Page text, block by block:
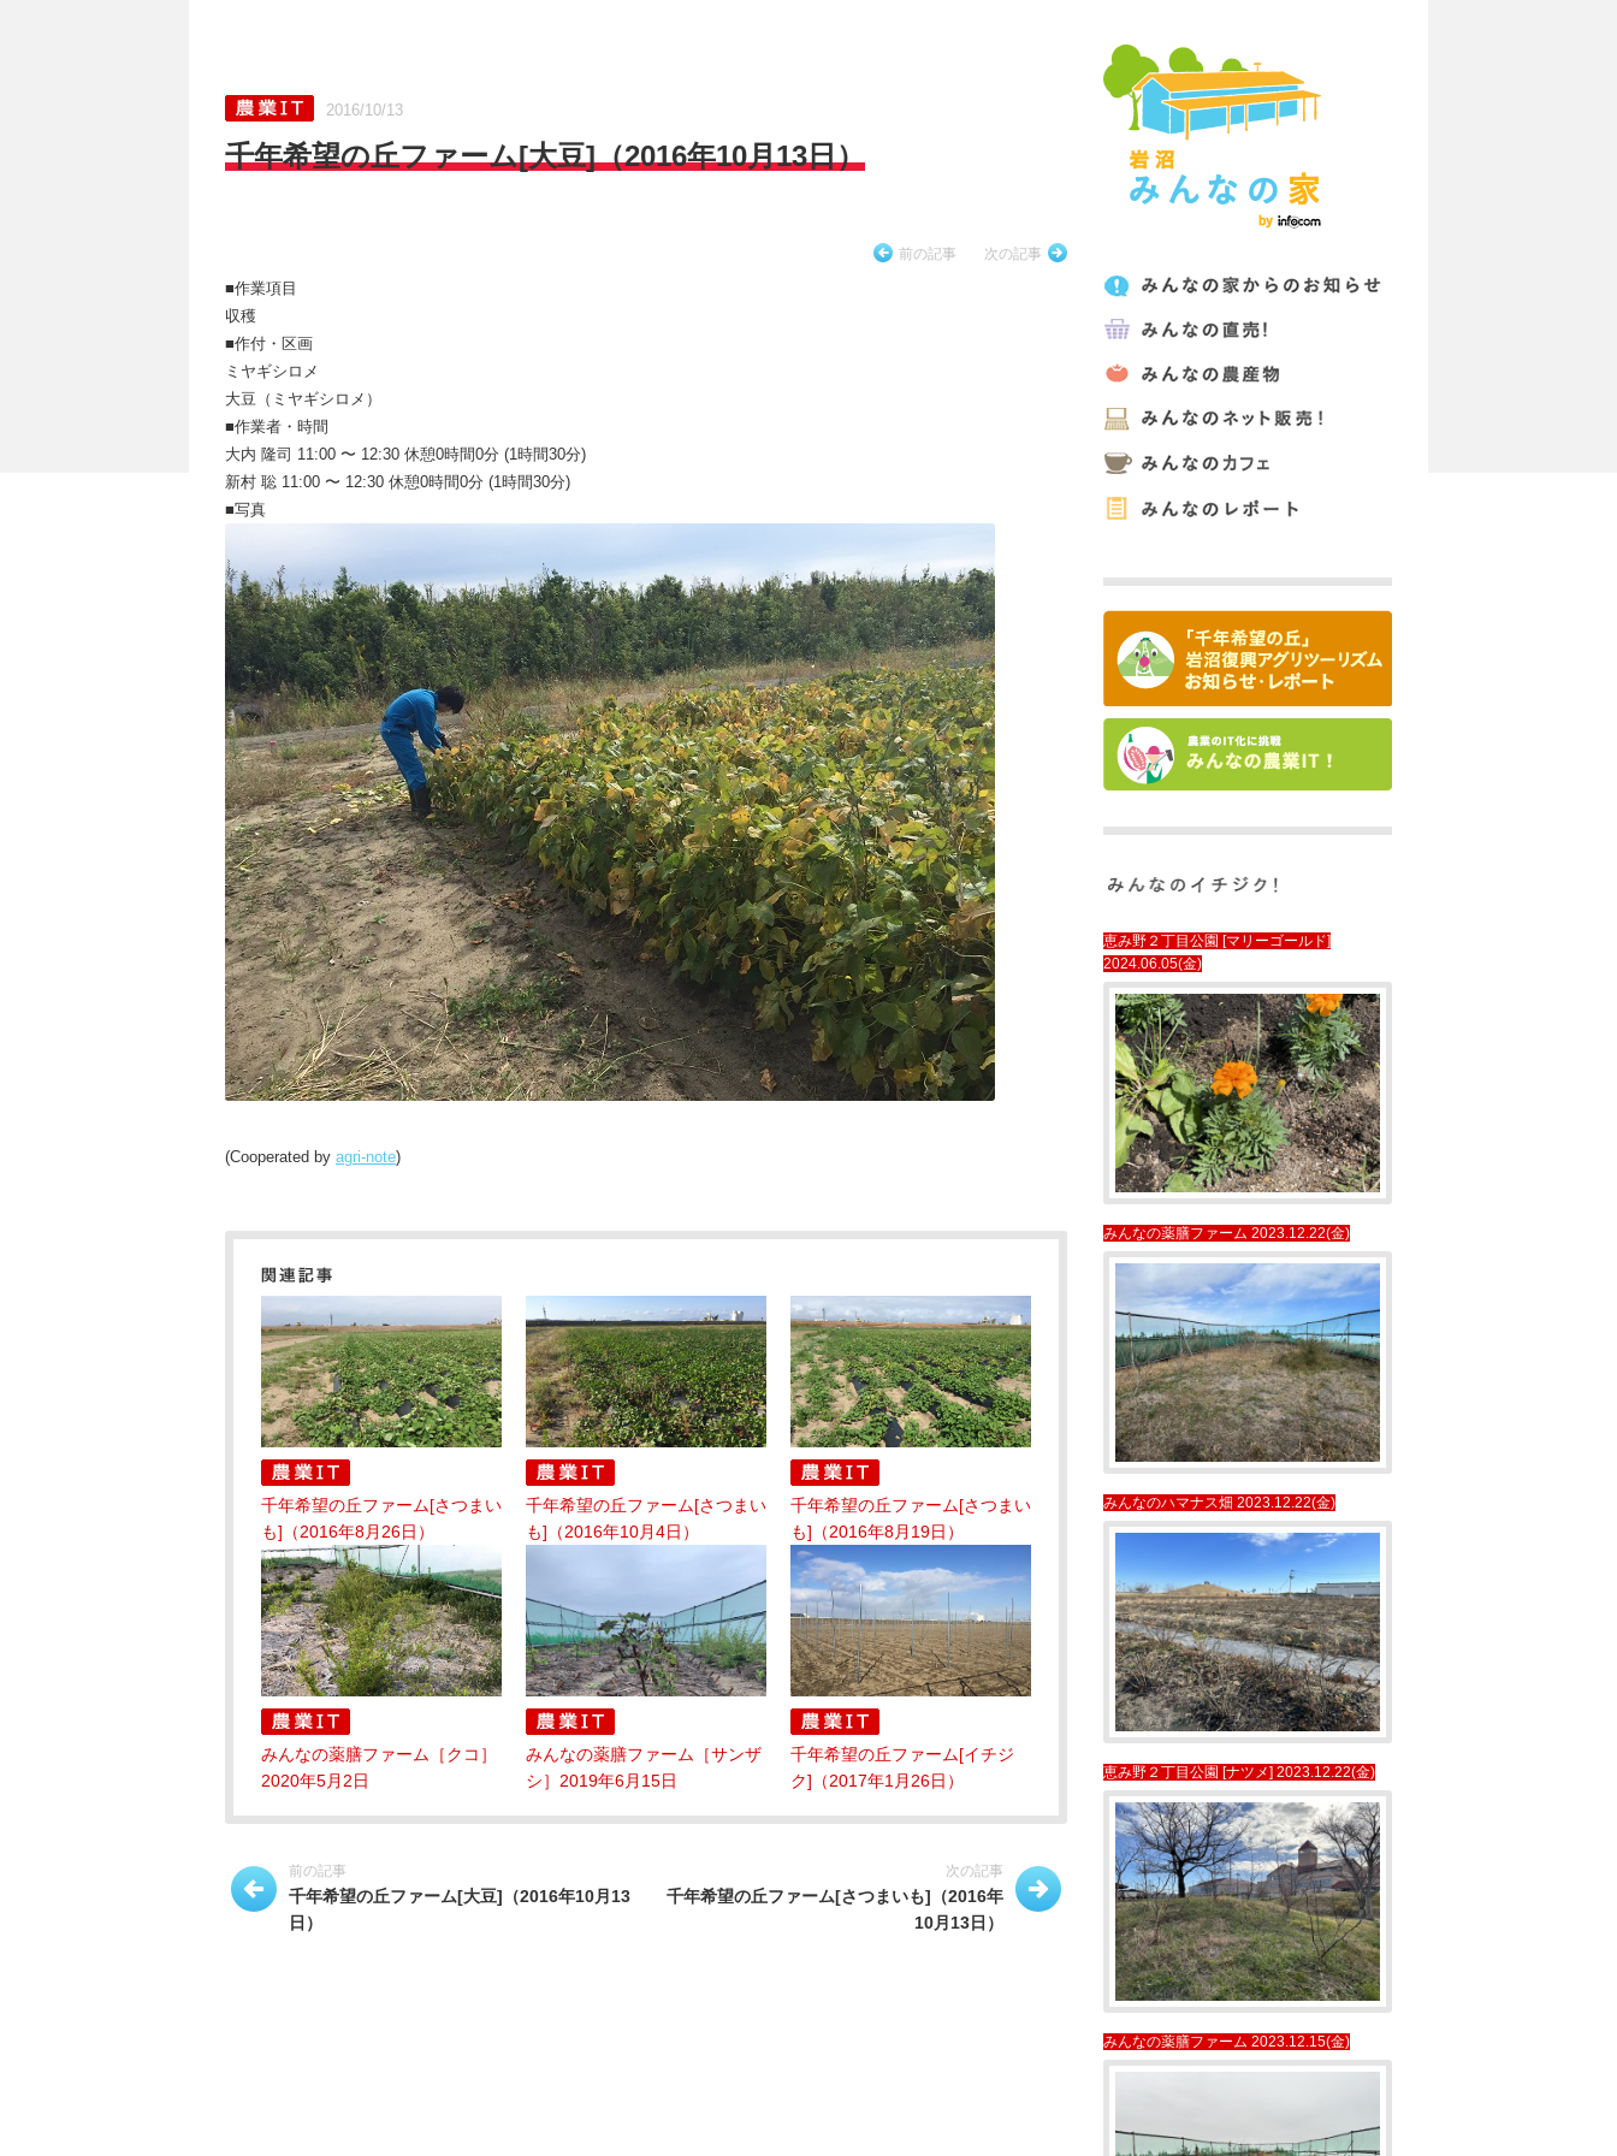
2016/10/13
千年希望の丘ファーム[大豆]（2016年10月13日）
前の記事 次の記事
■作業項目
収穫
■作付・区画
ミヤギシロメ
大豆（ミヤギシロメ）
■作業者・時間
大内 隆司 11:00 〜 12:30 休憩0時間0分 (1時間30分)
新村 聡 11:00 〜 12:30 休憩0時間0分 (1時間30分)
■写真
(Cooperated by agri-note)
千年希望の丘ファーム[さつまい
も]（2016年8月26日）
千年希望の丘ファーム[さつまい
も]（2016年10月4日）
千年希望の丘ファーム[さつまい
も]（2016年8月19日）
みんなの薬膳ファーム［クコ］
2020年5月2日
みんなの薬膳ファーム［サンザ
シ］2019年6月15日
千年希望の丘ファーム[イチジ
ク]（2017年1月26日）
前の記事
千年希望の丘ファーム[大豆]（2016年10月13
日）
次の記事
千年希望の丘ファーム[さつまいも]（2016年
10月13日）
恵み野２丁目公園 [マリーゴールド]
2024.06.05(金)
みんなの薬膳ファーム 2023.12.22(金)
みんなのハマナス畑 2023.12.22(金)
恵み野２丁目公園 [ナツメ] 2023.12.22(金)
みんなの薬膳ファーム 2023.12.15(金)